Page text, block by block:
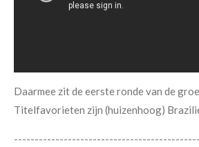
Daarmee zit de eerste ronde van de
Titelfavorieten zijn (huizenhoog)